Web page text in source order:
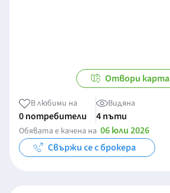
Отвори карта
В любими на
0 потребители
Видяна
4 пъти
Обявата е качена на 06 юли 2026
Свържи се с брокера